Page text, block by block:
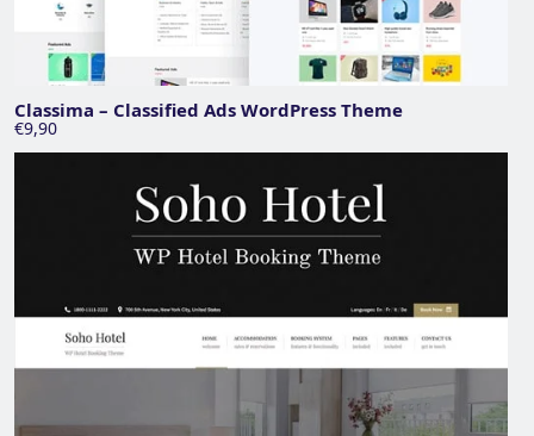
Classima – Classified Ads WordPress Theme
€9,90